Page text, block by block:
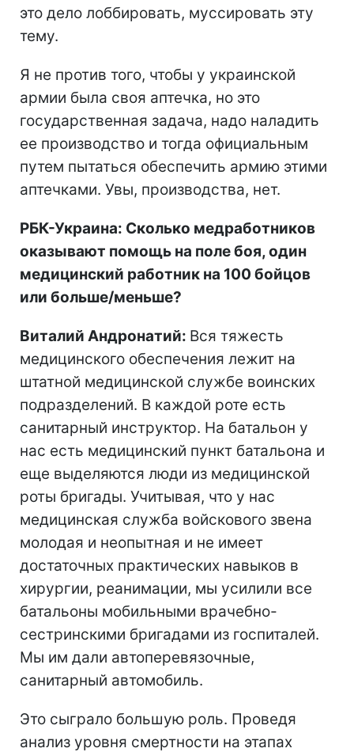
это дело лоббировать, муссировать эту
тему.
Я не против того, чтобы у украинской
армии была своя аптечка, но это
государственная задача, надо наладить
ее производство и тогда официальным
путем пытаться обеспечить армию этими
аптечками. Увы, производства, нет.
РБК-Украина: Сколько медработников
оказывают помощь на поле боя, один
медицинский работник на 100 бойцов
или больше/меньше?
Виталий Андронатий: Вся тяжесть
медицинского обеспечения лежит на
штатной медицинской службе воинских
подразделений. В каждой роте есть
санитарный инструктор. На батальон у
нас есть медицинский пункт батальона и
еще выделяются люди из медицинской
роты бригады. Учитывая, что у нас
медицинская служба войскового звена
молодая и неопытная и не имеет
достаточных практических навыков в
хирургии, реанимации, мы усилили все
батальоны мобильными врачебно-
сестринскими бригадами из госпиталей.
Мы им дали автоперевязочные,
санитарный автомобиль.
Это сыграло большую роль. Проведя
анализ уровня смертности на этапах